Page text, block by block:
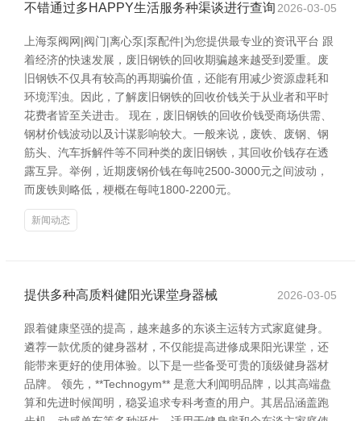
不错通过多HAPPY生活服务种渠谈进行查询 2026-03-05
上海泵阀网|阀门|离心泵|泵配件|为您提供最专业的资讯平台 跟
着经济的快速发展，废旧钢铁的回收期骗越来越受到爱重。废
旧钢铁不仅具有较高的再期骗价值，还能有用减少资源虚耗和
环境浑浊。因此，了解废旧钢铁的回收价钱关于从业者和平时
花费者皆至关进击。 现在，废旧钢铁的回收价钱受商场供需、
钢材价钱波动以及计谋影响较大。一般来说，废铁、废钢、钢
筋头、汽车拆解件等不同种类的废旧钢铁，其回收价钱存在透
露互异。举例，近期废钢价钱在每吨2500-3000元之间波动，
而废铁则略低，梗概在每吨1800-2200元。
新闻动态
提供多种高质料健阳光课堂身器械 2026-03-05
跟着健康坚强的提高，越来越多的东谈主运转方式家庭健身。
遴荐一款优质的健身器材，不仅能提高进修成果阳光课堂，还
能带来更好的使用体验。以下是一些备受可贵的顶级健身器材
品牌。 领先，**Technogym** 是意大利闻明品牌，以其高端盘
算和先进时候闻明，稳妥追求专科考查的用户。其居品涵盖跑